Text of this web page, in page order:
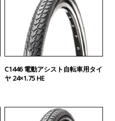
C1446 電動アシスト自転車用タイ
ヤ 24×1.75 HE